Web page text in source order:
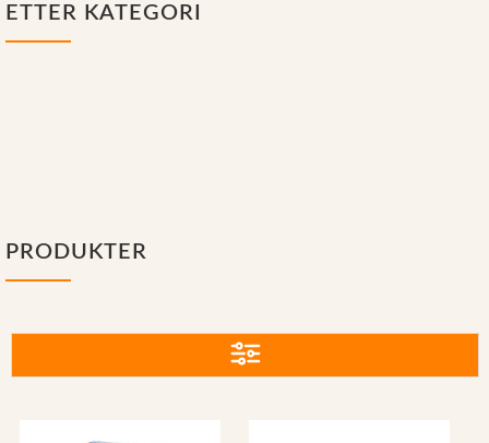
Lagertømming
ETTER KATEGORI
PRODUKTER